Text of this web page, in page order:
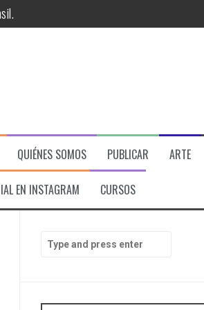
ECONOMICA Y POLITICA
QUIÉNES SOMOS PUBLICAR ARTE
EN INSTAGRAM CURSOS
h